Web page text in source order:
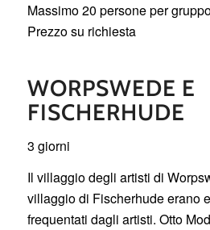
Massimo 20 persone per
Prezzo su richiesta
WORPSWEDE E
FISCHERHUDE
3 giorni
Il villaggio degli artisti di
villaggio di Fischerhude erano
frequentati dagli artisti. Otto